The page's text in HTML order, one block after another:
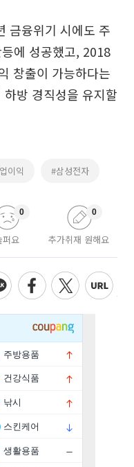
금융위기 시에도 주
에 성공했고, 2018
창출이 가능하다는
방 경직성을 유지할
이익 #삼성전자
퍼요
0
추가취재 원해요
0